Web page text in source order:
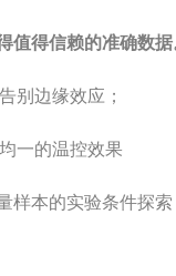
值得信赖的准确数据
别边缘效应；
一的温控效果
样本的实验条件探索